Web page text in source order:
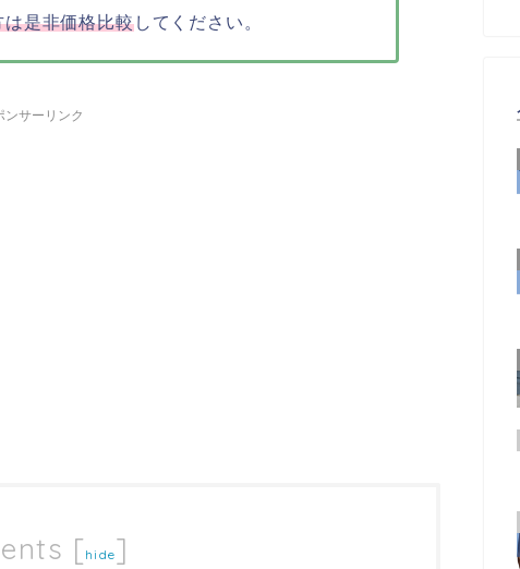
是非価格比較してください。
ンサーリンク
[ hide]